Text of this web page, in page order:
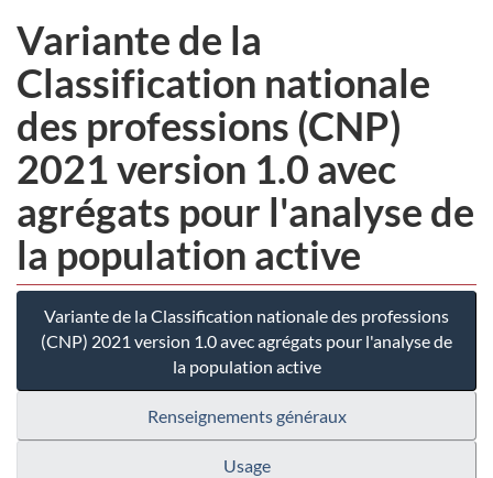
Variante de la
Classification nationale
des professions (CNP)
2021 version 1.0 avec
agrégats pour l'analyse de
la population active
Variante de la Classification nationale des professions
(CNP) 2021 version 1.0 avec agrégats pour l'analyse de
la population active
Renseignements généraux
Usage